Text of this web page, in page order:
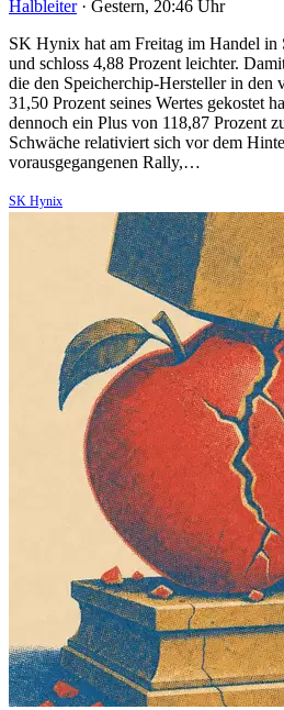
Halbleiter · Gestern, 20:46 Uhr
SK Hynix hat am Freitag im Handel in
und schloss 4,88 Prozent leichter.
die den Speicherchip-Hersteller in den
31,50 Prozent seines Wertes gekostet
dennoch ein Plus von 118,87 Prozent
Schwäche relativiert sich vor dem
vorausgegangenen Rally,…
SK Hynix